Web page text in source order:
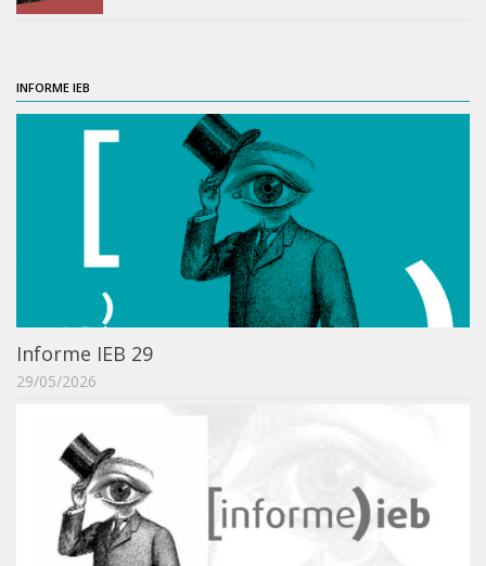
Orientadores
Credenciamento / Recredenciamento de Orientador
Credenciamento / Recredenciamento de Disciplina
Aluno Especial
Dissertações Defendidas
Disciplinas de Pós-Graduação
Informações aos Alunos
Docentes
IEB Virtual
Podcast
INFORME IEB
Informe IEB 29
29/05/2026